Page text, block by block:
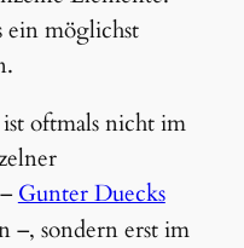
ein möglichst
oftmals nicht im
Gunter Duecks
–, sondern erst im